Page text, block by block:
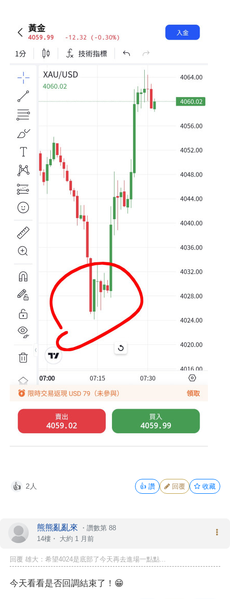
👍 2人 👍 讚 回覆 收藏
熊熊亂亂來 ・ 讚數第 88
14樓・ 大約 1 月前
回覆 雄大：希望4024是底部了今天再去進場一點點...
今天看看是否回調結束了！😁